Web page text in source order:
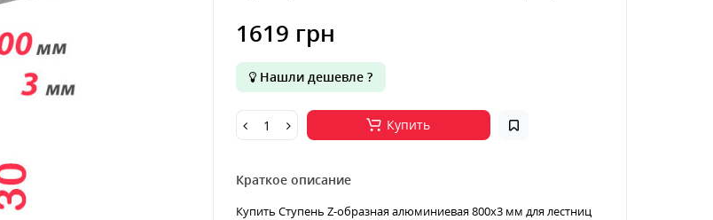
1619 грн
Нашли дешевле ?
Купить
Краткое описание
Купить Ступень Z-образная алюминиевая 800x3 мм для лестниц